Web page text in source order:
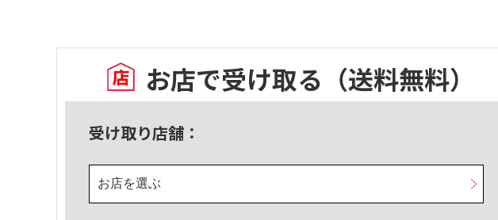
お店で受け取る （送料無料）
受け取り店舗：
お店を選ぶ